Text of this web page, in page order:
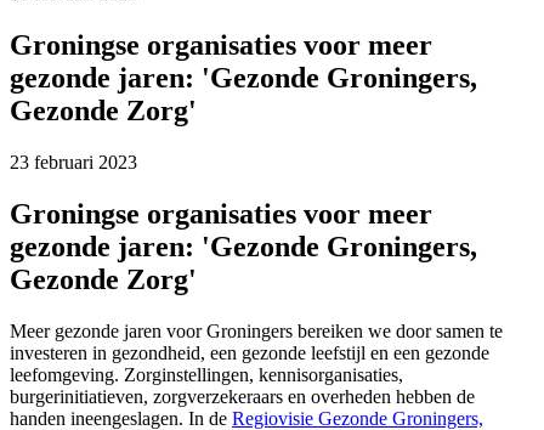
Groningse organisaties voor meer
gezonde jaren: 'Gezonde Groningers,
Gezonde Zorg'
23 februari 2023
Groningse organisaties voor meer
gezonde jaren: 'Gezonde Groningers,
Gezonde Zorg'
Meer gezonde jaren voor Groningers bereiken we door samen te
investeren in gezondheid, een gezonde leefstijl en een gezonde
leefomgeving. Zorginstellingen, kennisorganisaties,
burgerinitiatieven, zorgverzekeraars en overheden hebben de
handen ineengeslagen. In de Regiovisie Gezonde Groningers,